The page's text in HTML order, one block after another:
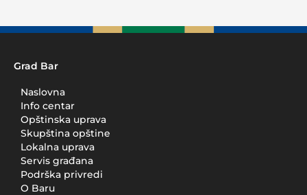
Grad Bar
Naslovna
Info centar
Opštinska uprava
Skupština opštine
Lokalna uprava
Servis građana
Podrška privredi
O Baru